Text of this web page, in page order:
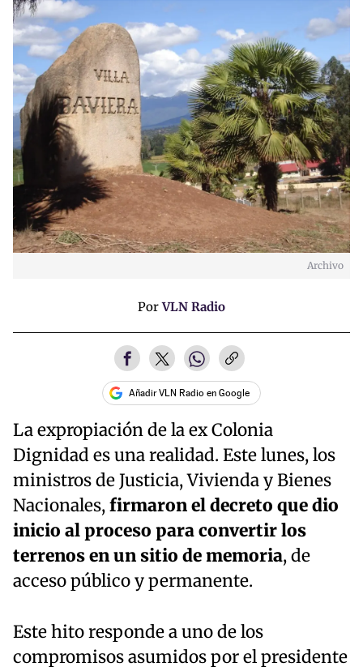
Archivo
PorVLN Radio
Añadir VLN Radio en Google
La expropiación de la ex Colonia
Dignidad es una realidad. Este lunes, los
ministros de Justicia, Vivienda y Bienes
Nacionales,firmaron el decreto que dio
inicio al proceso para convertir los
terrenos en un sitio de memoria, de
acceso público y permanente.
Este hito responde a uno de los
compromisos asumidos por el presidente